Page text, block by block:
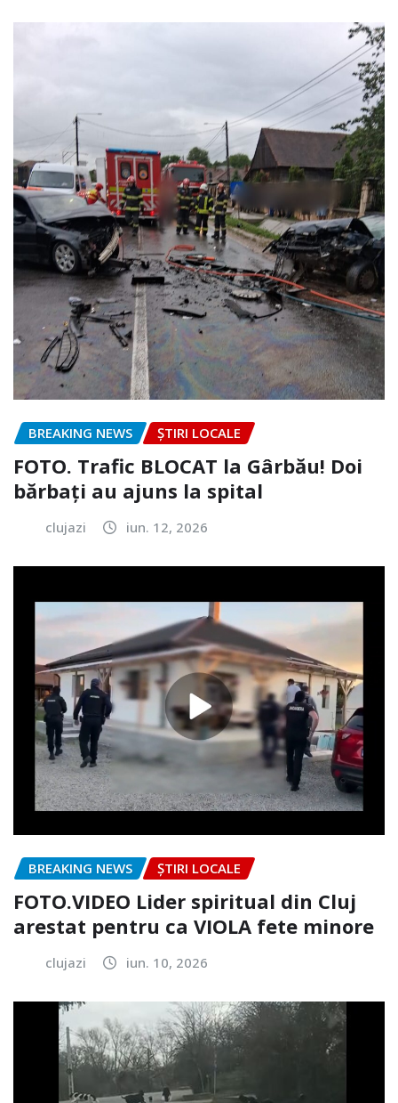
BREAKING NEWS ȘTIRI LOCALE
FOTO. Trafic BLOCAT la Gârbău! Doi
bărbați au ajuns la spital
clujazi iun. 12, 2026
BREAKING NEWS ȘTIRI LOCALE
FOTO.VIDEO Lider spiritual din Cluj
arestat pentru ca VIOLA fete minore
clujazi iun. 10, 2026